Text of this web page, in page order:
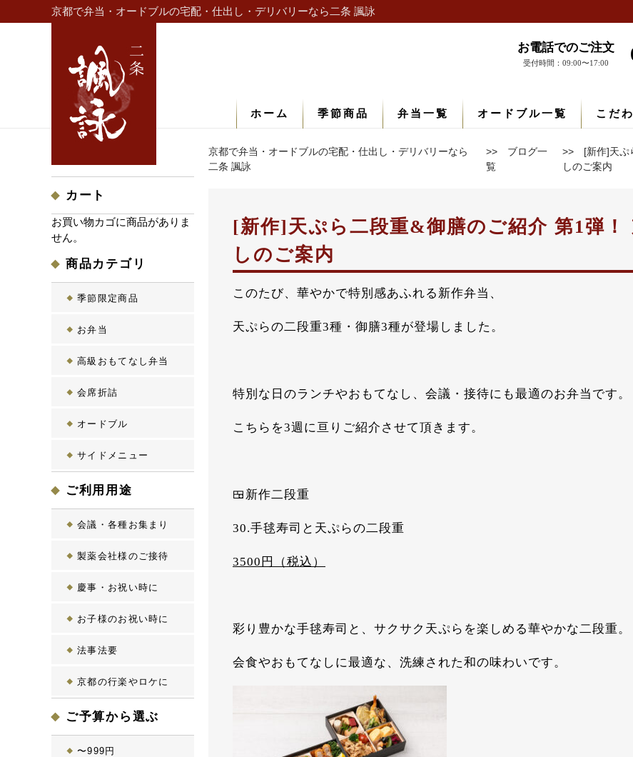
京都で弁当・オードブルの宅配・仕出し・デリバリーなら二条 諷詠
お電話でのご注文
受付時間：09:00〜17:00
ホーム 季節商品 弁当一覧 オードブル一覧 こだ
カート
お買い物カゴに商品がありま
せん。
商品カテゴリ
季節限定商品
お弁当
高級おもてなし弁当
会席折詰
オードブル
サイドメニュー
ご利用用途
会議・各種お集まり
製薬会社様のご接待
慶事・お祝い時に
お子様のお祝い時に
法事法要
京都の行楽やロケに
ご予算から選ぶ
〜999円
京都で弁当・オードブルの宅配・仕出し・デリバリーなら
二条 諷詠
ブログ一
覧
[新作]天ぷ
しのご案内
[新作]天ぷら二段重&御膳のご紹介 第1弾！
しのご案内
このたび、華やかで特別感あふれる新作弁当、
天ぷらの二段重3種・御膳3種が登場しました。
特別な日のランチやおもてなし、会議・接待にも最適のお弁当です。
こちらを3週に亘りご紹介させて頂きます。
🍱 新作二段重
30.手毬寿司と天ぷらの二段重
3500円（税込）
彩り豊かな手毬寿司と、サクサク天ぷらを楽しめる華やかな二段重。
会食やおもてなしに最適な、洗練された和の味わいです。